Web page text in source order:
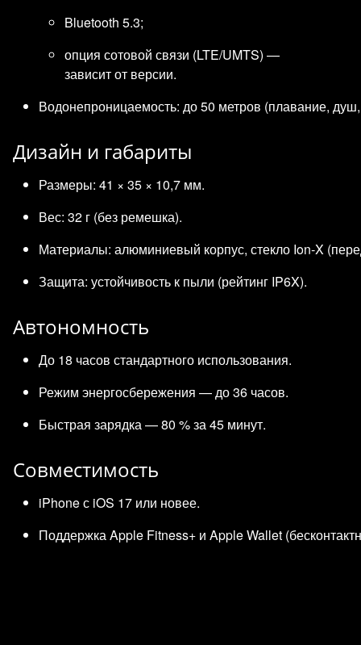
Bluetooth 5.3;
опция сотовой связи (LTE/UMTS) —
зависит от версии.
Водонепроницаемость: до 50 метров (плавание,
Дизайн и габариты
Размеры: 41 × 35 × 10,7 мм.
Вес: 32 г (без ремешка).
Материалы: алюминиевый корпус, стекло Ion‑X
Защита: устойчивость к пыли (рейтинг IP6X).
Автономность
До 18 часов стандартного использования.
Режим энергосбережения — до 36 часов.
Быстрая зарядка — 80 % за 45 минут.
Совместимость
iPhone с iOS 17 или новее.
Поддержка Apple Fitness+ и Apple Wallet